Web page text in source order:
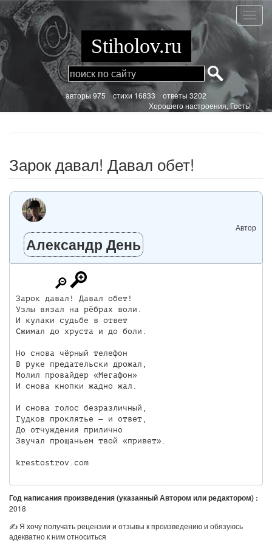
Перейти
к
основному
содержанию
Зарок
давал!
Давал
обет!
Stiholov.ru
aвторы 975стихи 16833 ответы 3202
Хорошего настроения, Гость!
Зарок давал! Давал обет!
Автор
Александр День
Зарок давал! Давал обет!
Узлы вязал на рёбрах воли.
И кулаки судьбе в ответ
Сжимал до хруста и до боли.
Но снова чёрный телефон
В руке предательски дрожал,
Молил провайдер «Мегафон»
И снова кнопки жадно жал.
И снова голос безразличный,
Гудков проклятье — и ответ,
До отчуждения прилично
Звучал прощаньем твой «привет».
krestostrov.com
Год написания произведения (указанный Автором или редактором) :
2018
✍ Я хочу получать рецензии и отзывы к произведению и обязуюсь
адекватно к ним относиться